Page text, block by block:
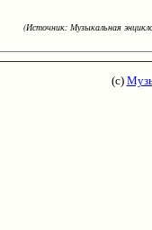
(Источник: Музыкальная
(с)